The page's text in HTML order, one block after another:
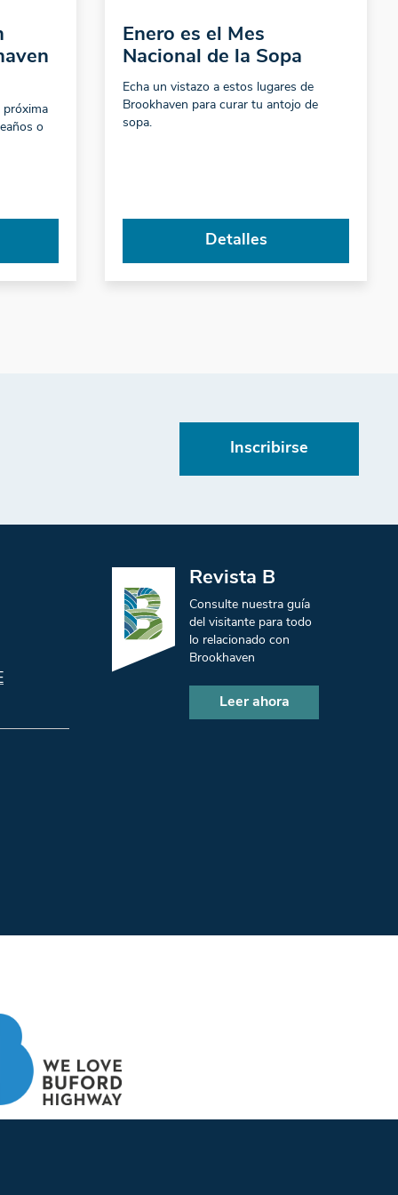
próxima
o
Enero es el Mes
Nacional de la Sopa
Echa un vistazo a estos lugares de
Brookhaven para curar tu antojo de
sopa.
Detalles
Inscribirse
Revista B
Consulte nuestra guía
del visitante para todo
lo relacionado con
Brookhaven
Leer ahora